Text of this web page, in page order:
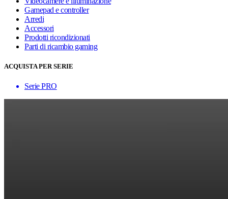
Gamepad e controller
Arredi
Accessori
Prodotti ricondizionati
Parti di ricambio gaming
ACQUISTA PER SERIE
Serie PRO